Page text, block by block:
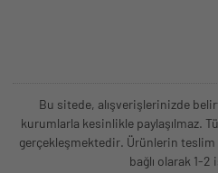
Bu sitede, alışverişlerinizde
kurumlarla kesinlikle paylaşılmaz.
gerçekleşmektedir. Ürünlerin
bağlı olarak 1-